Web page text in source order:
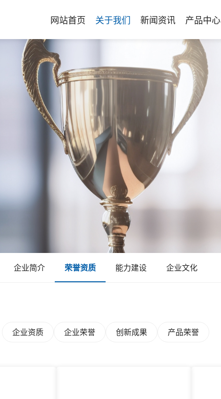
网站首页 关于我们 新闻资讯 产品中心
企业简介 荣誉资质 能力建设 企业文化
企业资质 企业荣誉 创新成果 产品荣誉